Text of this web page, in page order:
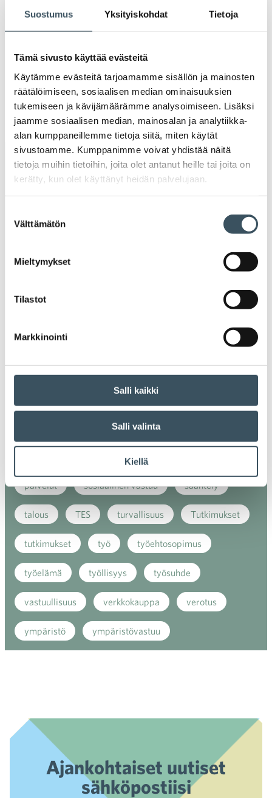
Suostumus Yksityiskohdat Tietoja
Tämä sivusto käyttää evästeitä
Käytämme evästeitä tarjoamamme sisällön ja mainosten
räätälöimiseen, sosiaalisen median ominaisuuksien
tukemiseen ja kävijämäärämme analysoimiseen. Lisäksi
jaamme sosiaalisen median, mainosalan ja analytiikka-
alan kumppaneillemme tietoja siitä, miten käytät
sivustoamme. Kumppanimme voivat yhdistää näitä
tietoja muihin tietoihin, joita olet antanut heille tai joita on
kerätty, kun olet käyttänyt heidän palvelujaan.
valinta
Välttämätön
Mieltymykset
Tilastot
Markkinointi
Salli kaikki
Salli valinta
Kiellä
2020
2018
2017
Avainsanat
alv arvonlisävero digikauppa
digiostaminen digitalisaatio
kaupan näkymät
kiertotalous koronavirus koulutus
kuluttajat kuluttajien luottamus
myynti
nuoret
palvelut sosiaalinen vastuu sääntely
talous TES turvallisuus Tutkimukset
tutkimukset työ työehtosopimus
työelämä työllisyys työsuhde
vastuullisuus verkkokauppa verotus
ympäristö ympäristövastuu
Ajankohtaiset uutiset
sähköpostiisi